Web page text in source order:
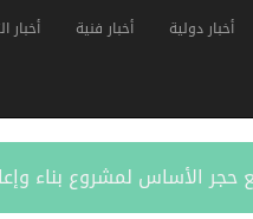
أخبار دولية أخبار فنية أخبار
بناء وإعادة تأهيل 13 مدرسة في